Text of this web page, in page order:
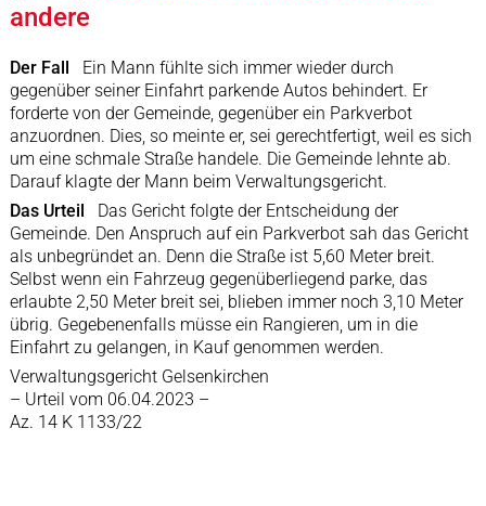
andere
Der Fall
Ein Mann fühlte sich immer wieder durch
gegenüber seiner Einfahrt parkende Autos behindert. Er
forderte von der Gemeinde, gegenüber ein Parkverbot
anzuordnen. Dies, so meinte er, sei gerechtfertigt, weil es sich
um eine schmale Straße handele. Die Gemeinde lehnte ab.
Darauf klagte der Mann beim Verwaltungsgericht.
Das Urteil
Das Gericht folgte der Entscheidung der
Gemeinde. Den Anspruch auf ein Parkverbot sah das Gericht
als unbegründet an. Denn die Straße ist 5,60 Meter breit.
Selbst wenn ein Fahrzeug gegenüberliegend parke, das
erlaubte 2,50 Meter breit sei, blieben immer noch 3,10 Meter
übrig. Gegebenenfalls müsse ein Rangieren, um in die
Einfahrt zu gelangen, in Kauf genommen werden.
Verwaltungsgericht Gelsenkirchen
– Urteil vom 06.04.2023 –
Az. 14 K 1133/22